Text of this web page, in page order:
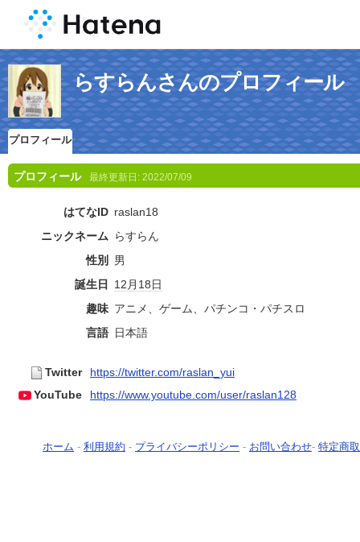
らすらんさんのプロフィール
プロフィール
プロフィール 最終更新日: 2022/07/09
はてなID raslan18
ニックネーム らすらん
性別
男
誕生日
12月18日
趣味 アニメ、ゲーム、パチンコ・パチスロ
言語 日本語
Twitter
https://twitter.com/raslan_yui
YouTube
https://www.youtube.com/user/raslan128
ホーム - 利用規約 - プライバシーポリシー - お問い合わせ- 特定商